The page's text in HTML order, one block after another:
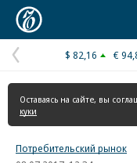
Предыдущая
страница
$ 82,16 €
Оставаясь на сайте, вы
куки
Потребительский рынок